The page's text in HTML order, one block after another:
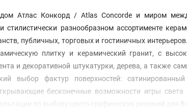
Атлас Конкорд / Atlas Concorde и миром
стилистически разнообразном ассортименте
публичных, торговых и гостиничных
плитку и керамический гранит, с
и декоративной штукатурки, дерева, а также
выбор фактур поверхностей: сатинированный
бесконечные возможности игры
по выбору цвето-графических решений для